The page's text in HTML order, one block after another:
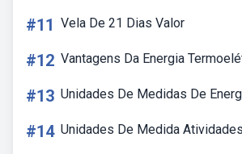
#11 Vela De 21 Dias Valor
#12 Vantagens Da Energia
#13 Unidades De Medidas De
#14 Unidades De Medida Atividades